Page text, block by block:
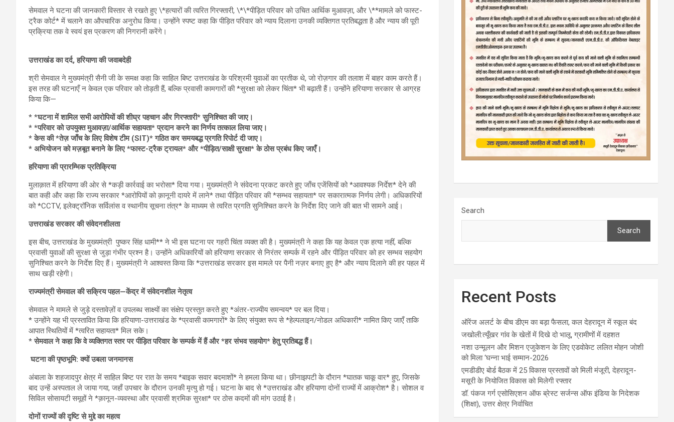
सेमवाल ने घटना की जानकारी विस्तार से रखते हुए \*हत्यारों की त्वरित गिरफ्तारी, \*\*पीड़ित परिवार को उचित आर्थिक मुआवज़ा, और \**मामले को फास्ट-
ट्रैक कोर्ट* में चलाने का औपचारिक अनुरोध किया। उन्होंने स्पष्ट कहा कि पीड़ित परिवार को न्याय दिलाना उनकी व्यक्तिगत प्रतिबद्धता है और न्याय की पूरी
प्रक्रिया तक वे स्वयं इस प्रकरण की निगरानी करेंगे।
उत्तराखंड का दर्द, हरियाणा की जवाबदेही
श्री सेमवाल ने मुख्यमंत्री सैनी जी के समक्ष कहा कि साहिल बिष्ट उत्तराखंड के परिश्रमी युवाओं का प्रतीक थे, जो रोज़गार की तलाश में बाहर काम करते हैं।
इस तरह की घटनाएँ न केवल एक परिवार को तोड़ती हैं, बल्कि प्रवासी कामगारों की *सुरक्षा को लेकर चिंता* भी बढ़ाती हैं। उन्होंने हरियाणा सरकार से आग्रह
किया कि—
* *घटना में शामिल सभी आरोपियों की शीघ्र पहचान और गिरफ्तारी* सुनिश्चित की जाए।
* *परिवार को उपयुक्त मुआवज़ा/आर्थिक सहायता* प्रदान करने का निर्णय तत्काल लिया जाए।
* केस की *तेज़ जाँच के लिए विशेष टीम (SIT)* गठित कर समयबद्ध प्रगति रिपोर्ट दी जाए।
* अभियोजन को मज़बूत बनाने के लिए *फास्ट-ट्रैक ट्रायल* और *पीड़ित/साक्षी सुरक्षा* के ठोस प्रबंध किए जाएँ।
हरियाणा की प्रारम्भिक प्रतिक्रिया
मुलाक़ात में हरियाणा की ओर से *कड़ी कार्रवाई का भरोसा* दिया गया। मुख्यमंत्री ने संवेदना प्रकट करते हुए जाँच एजेंसियों को *आवश्यक निर्देश* देने की
बात कही और कहा कि राज्य सरकार *आरोपियों को क़ानूनी दायरे में लाने* तथा पीड़ित परिवार की *सम्भव सहायता* पर सकारात्मक निर्णय लेगी। अधिकारियों
को *CCTV, इलेक्ट्रॉनिक सर्विलांस व स्थानीय सूचना तंत्र* के माध्यम से त्वरित प्रगति सुनिश्चित करने के निर्देश दिए जाने की बात भी सामने आई।
उत्तराखंड सरकार की संवेदनशीलता
इस बीच, उत्तराखंड के मुख्यमंत्री पुष्कर सिंह धामी** ने भी इस घटना पर गहरी चिंता व्यक्त की है। मुख्यमंत्री ने कहा कि यह केवल एक हत्या नहीं, बल्कि
प्रवासी युवाओं की सुरक्षा से जुड़ा गंभीर प्रश्न है। उन्होंने अधिकारियों को हरियाणा सरकार से निरंतर सम्पर्क में रहने और पीड़ित परिवार को हर सम्भव सहयोग
सुनिश्चित करने के निर्देश दिए हैं। मुख्यमंत्री ने आश्वस्त किया कि *उत्तराखंड सरकार इस मामले पर पैनी नज़र बनाए हुए है* और न्याय दिलाने की हर पहल में
साथ खड़ी रहेगी।
राज्यमंत्री सेमवाल की सक्रिय पहल—केंद्र में संवेदनशील नेतृत्व
सेमवाल ने मामले से जुड़े दस्तावेज़ों व उपलब्ध साक्ष्यों का संक्षेप प्रस्तुत करते हुए *अंतर-राज्यीय समन्वय* पर बल दिया।
* उन्होंने यह भी प्रस्तावित किया कि हरियाणा-उत्तराखंड के *प्रवासी कामगारों* के लिए संयुक्त रूप से *हेल्पलाइन/नोडल अधिकारी* नामित किए जाएँ ताकि
आपात स्थितियों में *त्वरित सहायता* मिल सके।
*सेमवाल ने कहा कि वे व्यक्तिगत स्तर पर पीड़ित परिवार के सम्पर्क में हैं और *हर संभव सहयोग* हेतु प्रतिबद्ध हैं।
घटना की पृष्ठभूमि: क्यों उबला जनमानस
अंबाला के शहजादपुर क्षेत्र में साहिल बिष्ट पर रात के समय *बाइक सवार बदमाशों* ने हमला किया था। छीनाझपटी के दौरान *घातक चाकू वार* हुए, जिसके
बाद उन्हें अस्पताल ले जाया गया, जहाँ उपचार के दौरान उनकी मृत्यु हो गई। घटना के बाद से *उत्तराखंड और हरियाणा दोनों राज्यों में आक्रोश* है। सोशल व
सिविल सोसायटी समूहों ने *क़ानून-व्यवस्था और प्रवासी श्रमिक सुरक्षा* पर ठोस कदमों की मांग उठाई है।
दोनों राज्यों की दृष्टि से मुद्दे का महत्व
Search
Search
Recent Posts
ऑरेंज अलर्ट के बीच डीएम का बड़ा फैसला, कल देहरादून में स्कूल बंद
जखोली:त्यूँखर गांव के खेतों में दिखे दो भालू, ग्रामीणों में दहशत
नशा उन्मूलन और मिशन एजुकेशन के लिए एडवोकेट ललित मोहन जोशी
को मिला ‘घन्ना भाई सम्मान-2026
एमडीडीए बोर्ड बैठक में 25 विकास प्रस्तावों को मिली मंजूरी, देहरादून-
मसूरी के नियोजित विकास को मिलेगी रफ्तार
डॉ. पंकज गर्ग एसोसिएशन ऑफ ब्रेस्ट सर्जन्स ऑफ इंडिया के निदेशक
(शिक्षा), उत्तर क्षेत्र निर्वाचित